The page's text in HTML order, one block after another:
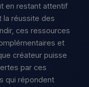
en restant attentif
la réussite des
ces ressources
et
créateur puisse
par ces
qui répondent